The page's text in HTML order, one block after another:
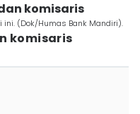
komisaris
ini. (Dok/Humas Bank Mandiri).
komisaris